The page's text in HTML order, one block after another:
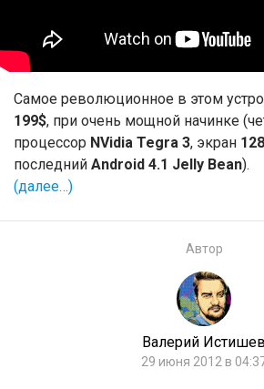
Самое революционное в этом
199$, при очень мощной начинке
процессор NVidia Tegra 3, экран
последний Android 4.1 Jelly Bean).
(далее…)
Автор
Валерий Истишев
29 июня 2012 в